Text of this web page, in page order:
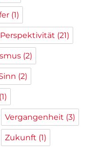
(1)
Perspektivität (21)
(2)
(2)
(1)
Vergangenheit (3)
Zukunft (1)